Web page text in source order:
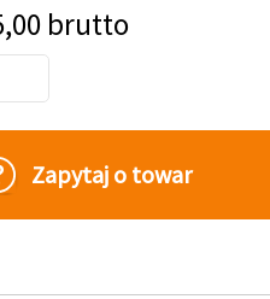
brutto
Zapytaj o towar